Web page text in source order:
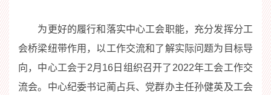
为更好的履行和落实中心工会职能，充分发挥分工
会桥梁纽带作用，以工作交流和了解实际问题为目标导
向，中心工会于2月16日组织召开了2022年工会工作交
流会。中心纪委书记蔺占兵、党群办主任孙健英及工会